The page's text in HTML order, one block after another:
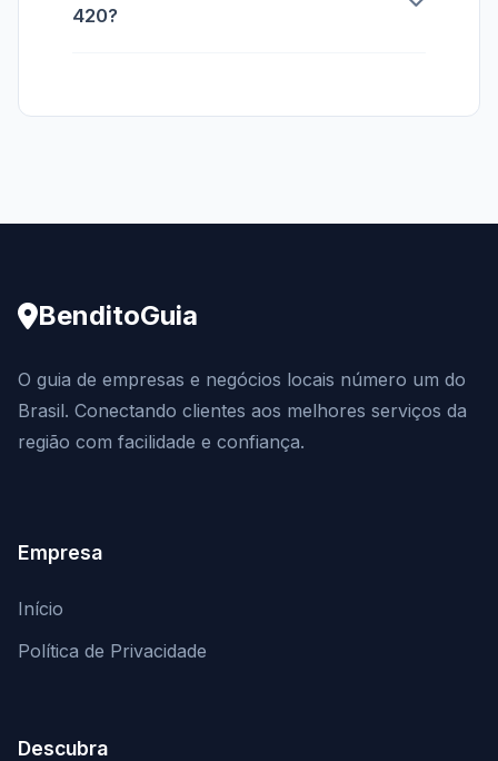
420?
BenditoGuia
O guia de empresas e negócios locais número um do
Brasil. Conectando clientes aos melhores serviços da
região com facilidade e confiança.
Empresa
Início
Política de Privacidade
Descubra